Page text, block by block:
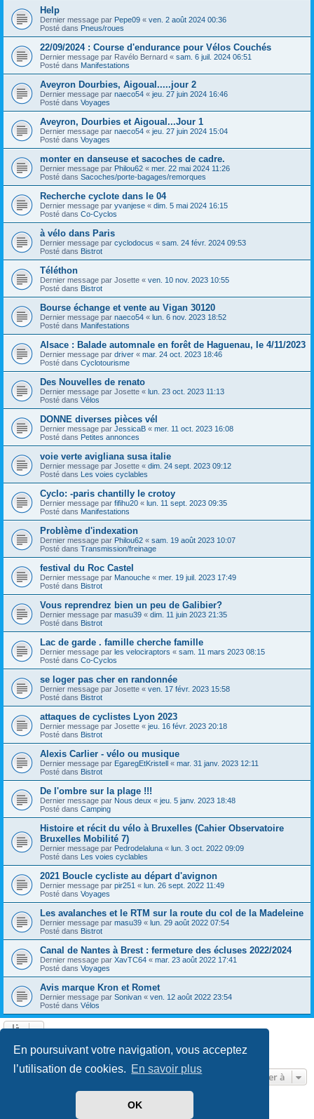
En poursuivant votre navigation, vous acceptez
l’utilisation de cookies. En savoir plus
OK
Help
Dernier message par Pepe09 « ven. 2 août 2024 00:36
Posté dans Pneus/roues
22/09/2024 : Course d'endurance pour Vélos Couchés
Dernier message par Ravélo Bernard « sam. 6 juil. 2024 06:51
Posté dans Manifestations
Aveyron Dourbies, Aigoual.....jour 2
Dernier message par naeco54 « jeu. 27 juin 2024 16:46
Posté dans Voyages
Aveyron, Dourbies et Aigoual...Jour 1
Dernier message par naeco54 « jeu. 27 juin 2024 15:04
Posté dans Voyages
monter en danseuse et sacoches de cadre.
Dernier message par Philou62 « mer. 22 mai 2024 11:26
Posté dans Sacoches/porte-bagages/remorques
Recherche cyclote dans le 04
Dernier message par yvanjese « dim. 5 mai 2024 16:15
Posté dans Co-Cyclos
à vélo dans Paris
Dernier message par cyclodocus « sam. 24 févr. 2024 09:53
Posté dans Bistrot
Téléthon
Dernier message par Josette « ven. 10 nov. 2023 10:55
Posté dans Bistrot
Bourse échange et vente au Vigan 30120
Dernier message par naeco54 « lun. 6 nov. 2023 18:52
Posté dans Manifestations
Alsace : Balade automnale en forêt de Haguenau, le 4/11/2023
Dernier message par driver « mar. 24 oct. 2023 18:46
Posté dans Cyclotourisme
Des Nouvelles de renato
Dernier message par Josette « lun. 23 oct. 2023 11:13
Posté dans Vélos
DONNE diverses pièces vél
Dernier message par JessicaB « mer. 11 oct. 2023 16:08
Posté dans Petites annonces
voie verte avigliana susa italie
Dernier message par Josette « dim. 24 sept. 2023 09:12
Posté dans Les voies cyclables
Cyclo: -paris chantilly le crotoy
Dernier message par fifihu20 « lun. 11 sept. 2023 09:35
Posté dans Manifestations
Problème d'indexation
Dernier message par Philou62 « sam. 19 août 2023 10:07
Posté dans Transmission/freinage
festival du Roc Castel
Dernier message par Manouche « mer. 19 juil. 2023 17:49
Posté dans Bistrot
Vous reprendrez bien un peu de Galibier?
Dernier message par masu39 « dim. 11 juin 2023 21:35
Posté dans Bistrot
Lac de garde . famille cherche famille
Dernier message par les velociraptors « sam. 11 mars 2023 08:15
Posté dans Co-Cyclos
se loger pas cher en randonnée
Dernier message par Josette « ven. 17 févr. 2023 15:58
Posté dans Bistrot
attaques de cyclistes Lyon 2023
Dernier message par Josette « jeu. 16 févr. 2023 20:18
Posté dans Bistrot
Alexis Carlier - vélo ou musique
Dernier message par EgaregEtKristell « mar. 31 janv. 2023 12:11
Posté dans Bistrot
De l'ombre sur la plage !!!
Dernier message par Nous deux « jeu. 5 janv. 2023 18:48
Posté dans Camping
Histoire et récit du vélo à Bruxelles (Cahier Observatoire
Bruxelles Mobilité 7)
Dernier message par Pedrodelaluna « lun. 3 oct. 2022 09:09
Posté dans Les voies cyclables
2021 Boucle cycliste au départ d'avignon
Dernier message par pir251 « lun. 26 sept. 2022 11:49
Posté dans Voyages
Les avalanches et le RTM sur la route du col de la Madeleine
Dernier message par masu39 « lun. 29 août 2022 07:54
Posté dans Bistrot
Canal de Nantes à Brest : fermeture des écluses 2022/2024
Dernier message par XavTC64 « mar. 23 août 2022 17:41
Posté dans Voyages
Avis marque Kron et Romet
Dernier message par Sonivan « ven. 12 août 2022 23:54
Posté dans Vélos
602 résultats trouvés Page1sur13
1 2 3 4 5 … 13
Aller à
phpBB ® Forum Software © phpBB Limited
phpBB-fr.com